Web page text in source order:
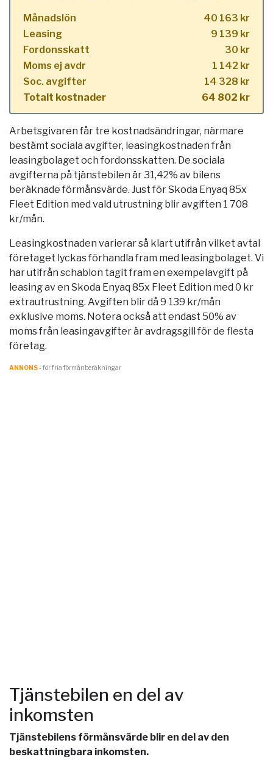
Månadslön
40 163 kr
Leasing
9 139 kr
Fordonsskatt
30 kr
Moms ej avdr
1 142 kr
Soc. avgifter
14 328 kr
Totalt kostnader
64 802 kr
Arbetsgivaren får tre kostnadsändringar, närmare
bestämt sociala avgifter, leasingkostnaden från
leasingbolaget och fordonsskatten. De sociala
avgifterna på tjänstebilen är 31,42% av bilens
beräknade förmånsvärde. Just för Skoda Enyaq 85x
Fleet Edition med vald utrustning blir avgiften 1 708
kr/mån.
Leasingkostnaden varierar så klart utifrån vilket avtal
företaget lyckas förhandla fram med leasingbolaget. Vi
har utifrån schablon tagit fram en exempelavgift på
leasing av en Skoda Enyaq 85x Fleet Edition med 0 kr
extrautrustning. Avgiften blir då 9 139 kr/mån
exklusive moms. Notera också att endast 50% av
moms från leasingavgifter är avdragsgill för de flesta
företag.
ANNONS- för fria förmånberäkningar
Tjänstebilen en del av
inkomsten
Tjänstebilens förmånsvärde blir en del av den
beskattningbara inkomsten.